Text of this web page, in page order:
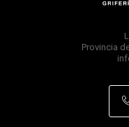
Provincia